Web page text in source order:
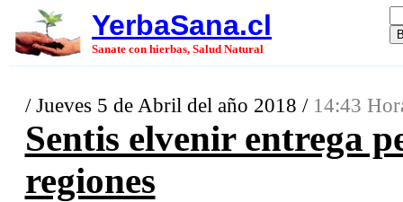
YerbaSana.cl
Sanate con hierbas, Salud Natural
/ Jueves 5 de Abril del año 2018 / 14:43
Sentis elvenir entrega
regiones